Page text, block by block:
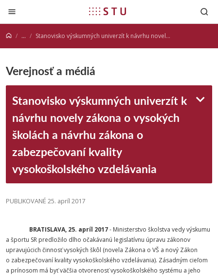
Prejsť na obsah
... Stanovisko výskumných univerzít k návrhu novely zákona o vysokých školách a návrhu zákona o zabezpečovaní kvality vysokoškolského vzdelávania
Verejnosť a médiá
Stanovisko výskumných univerzít k
návrhu novely zákona o vysokých
školách a návrhu zákona o
zabezpečovaní kvality
vysokoškolského vzdelávania
PUBLIKOVANÉ 25. apríl 2017
BRATISLAVA, 25. apríl 2017- Ministerstvo školstva vedy výskumu
a športu SR predložilo dlho očakávanú legislatívnu úpravu zákonov
upravujúcich činnosť vysokých škôl (novela Zákona o VŠ a nový Zákon
o zabezpečovaní kvality vysokoškolského vzdelávania). Zásadným cieľom
a prínosom má byť väčšia otvorenosť vysokoškolského systému a jeho